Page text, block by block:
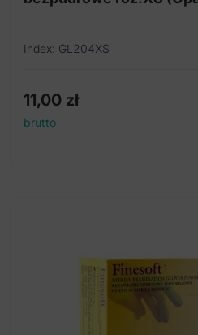
Index: GL204XS
11,00 zł
brutto